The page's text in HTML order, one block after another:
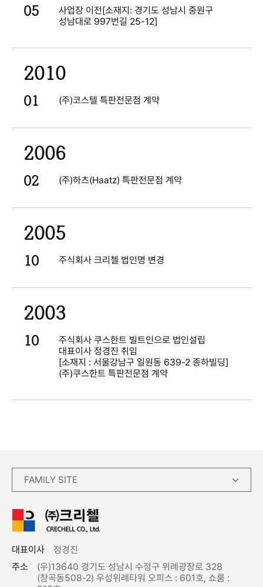
05
사업장 이전[소재지: 경기도 성남시 중원구
성남대로 997번길 25-12]
2010
01 (주)코스텔 특판전문점 계약
2006
02 (주)하츠(Haatz) 특판전문점 계약
2005
10 주식회사 크리첼 법인명 변경
2003
10
주식회사 쿠스한트 빌트인으로 법인설립
대표이사 정경진 취임
[소재지 : 서울강남구 일원동 639-2 종하빌딩]
(주)쿠스한트 특판전문점 계약
대표이사
정경진
주소
(우)13640 경기도 성남시 수정구 위례광장로 328
(창곡동508-2) 우성위례타워 오피스 : 601호, 쇼룸 :
FAMILY SITE